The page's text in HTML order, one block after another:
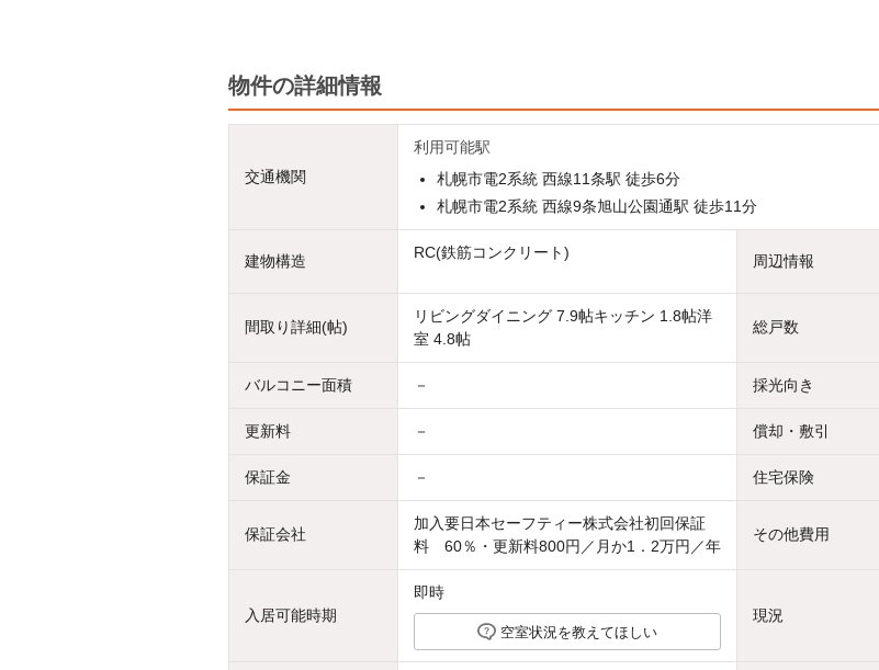
物件の詳細情報
交通機関
利用可能駅
札幌市電2系統 西線11条駅 徒歩6分
札幌市電2系統 西線9条旭山公園通駅 徒歩11分
建物構造 RC(鉄筋コンクリート) 周辺情報
間取り詳細(帖)
リビングダイニング 7.9帖キッチン 1.8帖洋
室 4.8帖
総戸数
バルコニー面積 － 採光向き
更新料 － 償却・敷引
保証金 － 住宅保険
保証会社
加入要日本セーフティー株式会社初回保証
料 60％・更新料800円／月か1．2万円／年
その他費用
入居可能時期
即時
空室状況を教えてほしい
現況